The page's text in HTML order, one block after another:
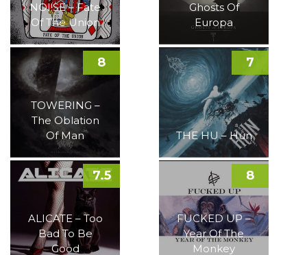
NOI!SE – Fate
Of The Union
Ghosts Of
Europa
TOWERING –
The Oblation
Of Man
8
THE HU – Hun
7
ALICATE – Too
Bad To Be
Good
7.5
FUCKED UP –
Year Of The
Monkey
8